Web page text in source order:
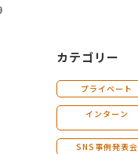
カテゴリー
プライベート
インターン
SNS事例発表会